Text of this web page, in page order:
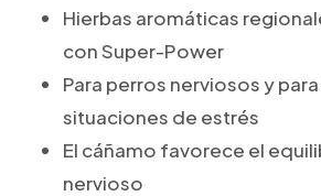
Hierbas aromáticas
con Super-Power
Para perros nerviosos y
situaciones de estrés
El cáñamo favorece el
nervioso